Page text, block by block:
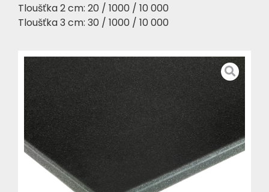
Tloušťka 2 cm: 20 / 1000 / 10 000
Tloušťka 3 cm: 30 / 1000 / 10 000